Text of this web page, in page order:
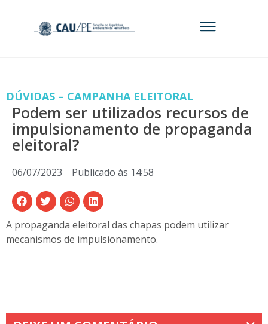
DÚVIDAS – CAMPANHA ELEITORAL
Podem ser utilizados recursos de
impulsionamento de propaganda
eleitoral?
06/07/2023 Publicado às 14:58
A propaganda eleitoral das chapas podem utilizar
mecanismos de impulsionamento.